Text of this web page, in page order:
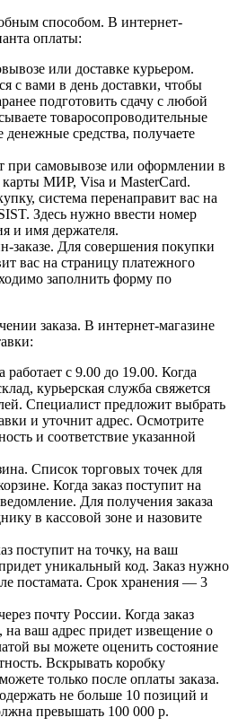
способом. В интернет-
оплаты:
или доставке курьером.
с вами в день доставки, чтобы
подготовить сдачу с любой
товаросопроводительные
средства, получаете
при самовывозе или оформлении в
карты МИР, Visa и MasterCard.
система перенаправит вас на
Здесь нужно ввести номер
и имя держателя.
Для совершения покупки
вас на страницу платежного
заполнить форму по
заказа. В интернет-магазине
работает с 9.00 до 19.00. Когда
курьерская служба свяжется
Специалист предложит выбрать
и уточнит адрес. Осмотрите
и соответствие указанной
Список торговых точек для
Когда заказ поступит на
Для получения заказа
в кассовой зоне и назовите
поступит на точку, на ваш
уникальный код. Заказ нужно
постамата. Срок хранения — 3
почту России. Когда заказ
на ваш адрес придет извещение о
вы можете оценить состояние
Вскрывать коробку
только после оплаты заказа.
не больше 10 позиций и
превышать 100 000 р.